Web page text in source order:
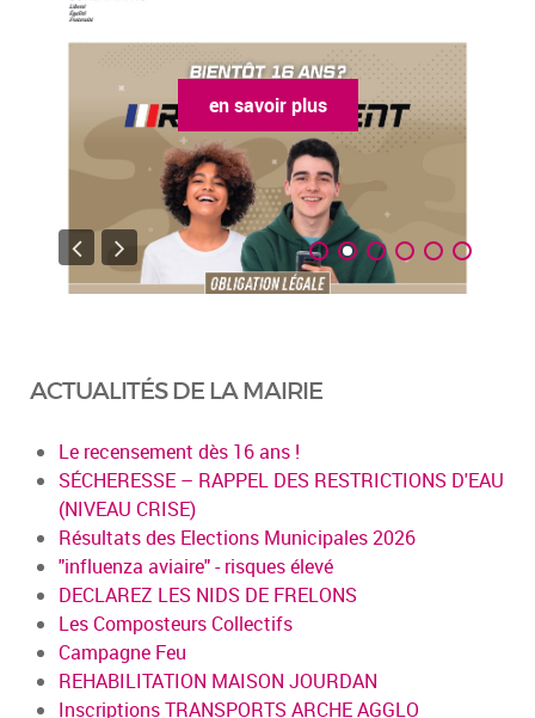
en savoir plus
ACTUALITÉS DE LA MAIRIE
Le recensement dès 16 ans !
SÉCHERESSE – RAPPEL DES RESTRICTIONS D'EAU
(NIVEAU CRISE)
Résultats des Elections Municipales 2026
"influenza aviaire" - risques élevé
DECLAREZ LES NIDS DE FRELONS
Les Composteurs Collectifs
Campagne Feu
REHABILITATION MAISON JOURDAN
Inscriptions TRANSPORTS ARCHE AGGLO